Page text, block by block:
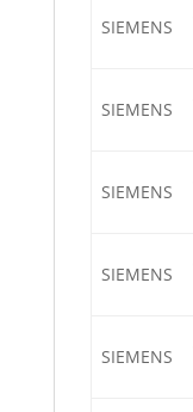
SIEMENS
SIEMENS
SIEMENS
SIEMENS
SIEMENS